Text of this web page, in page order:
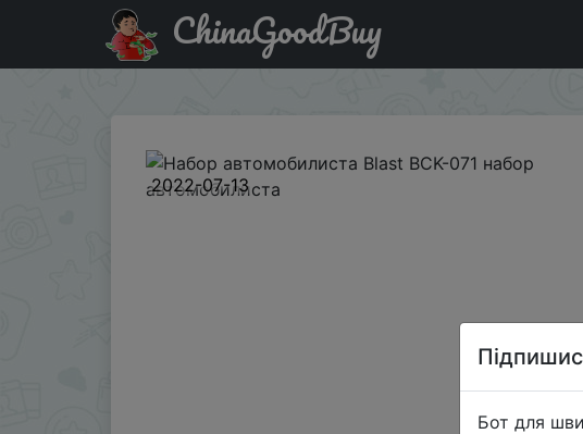
Придбати по акціи Набор автомобилиста Blast BCK-071 набор
ChinaGoodBuy
2022-07-13
Бот для